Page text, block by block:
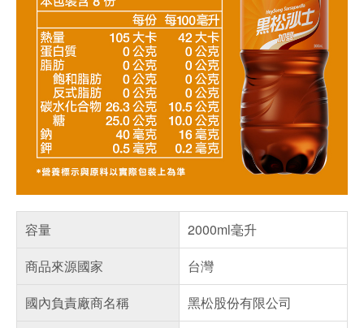
容量
2000ml毫升
商品來源國家
台灣
國內負責廠商名稱
黑松股份有限公司